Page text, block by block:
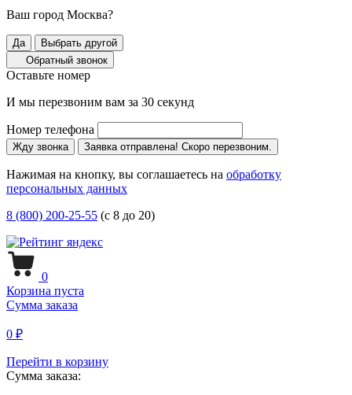
Ваш город Москва?
Да
Выбрать другой
Обратный звонок
Оставьте номер
И мы перезвоним вам за 30 секунд
Номер телефона
Жду звонка Заявка отправлена! Скоро перезвоним.
Нажимая на кнопку, вы соглашаетесь на обработку
персональных данных
8 (800) 200-25-55 (с 8 до 20)
0
Корзина пуста
Сумма заказа
0 ₽
Перейти в корзину
Сумма заказа: